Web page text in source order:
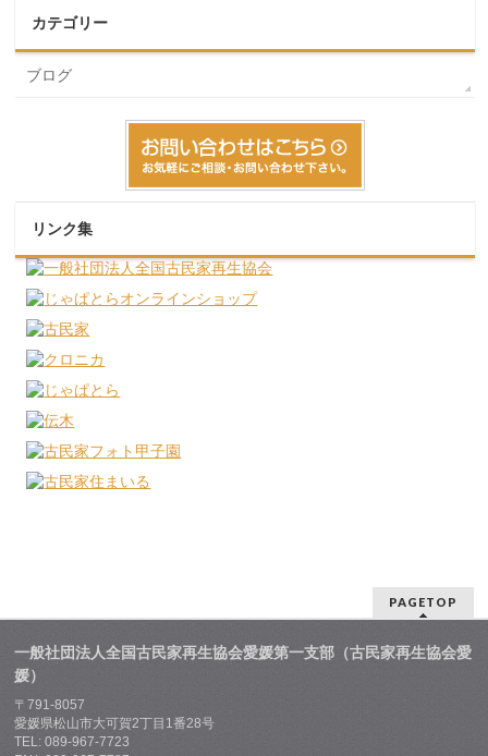
カテゴリー
ブログ
リンク集
PAGETOP
一般社団法人全国古民家再生協会愛媛第一支部（古民家再生協会愛
媛）
〒791-8057
愛媛県松山市大可賀2丁目1番28号
TEL: 089-967-7723